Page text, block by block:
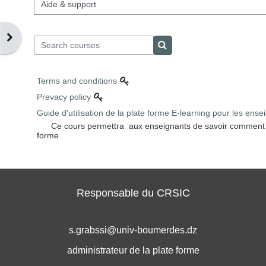
Open block drawer
categories
Search courses
Search courses
Terms and conditions
Prevacy policy
Guide d'utilisation de la plate forme E-learning pour les
Ce cours permettra aux enseignants de savoir comment
forme
Responsable du CRSIC
s.grabssi@univ-boumerdes.dz
administrateur de la plate forme